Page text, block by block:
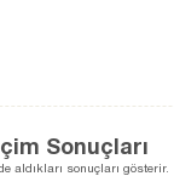
Sonuçları
aldıkları sonuçları gösterir.